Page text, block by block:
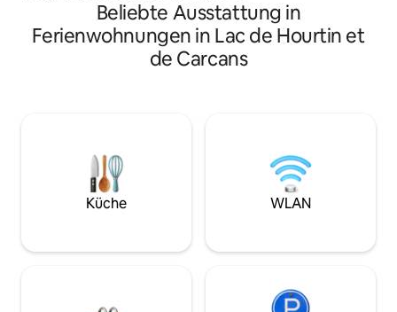
genießen kann. Im 1. Stock der
Wohnanlage gelegen. Kostenlose und
geräumige Parkplätze. Lokaler
Fahrrad-/Paddleboard-Führer
Schlafkabine mit 2 Schlafplätzen (1
Doppelbett) und im Wohnzimmer 1
Schlafsofa 160 x 200, das in ein
Doppelbett umgewandelt werden kann.
Auto/Fahrrad vor
Eigenständige
Beliebte Ausstattung in
Ferienwohnungen in Lac de Hourtin et
de Carcans
Küche WLAN